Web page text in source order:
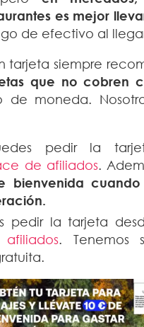
es mejor
de efectivo al
tarjeta siempre
que no cobren
moneda.
pedir la
de afiliados.
bienvenida
pedir la tarjeta
. Tenemos